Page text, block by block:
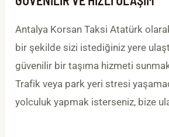
Antalya Korsan Taksi Atatürk
bir şekilde sizi istediğiniz yere
güvenilir bir taşıma hizmeti
Trafik veya park yeri stresi
yolculuk yapmak isterseniz, bize